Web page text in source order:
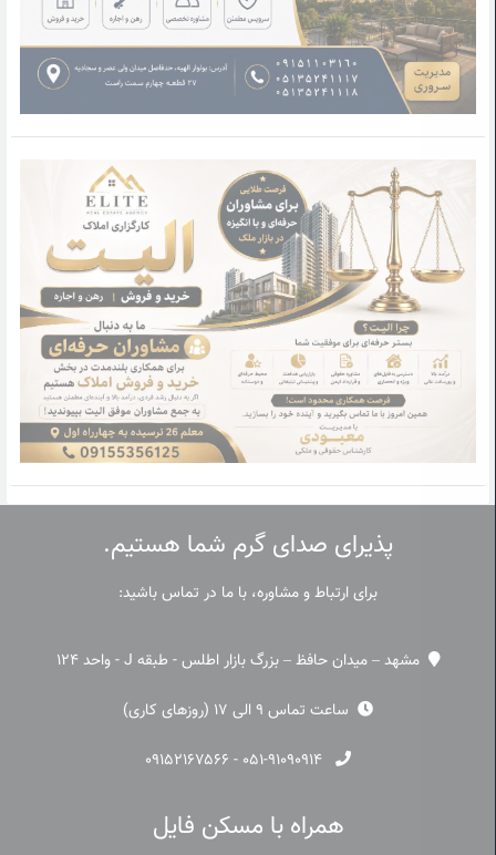
پذیرای صدای گرم شما هستیم.
برای ارتباط و مشاوره، با ما در تماس باشید:
مشهد – میدان حافظ – بزرگ بازار اطلس - طبقه J - واحد 124
ساعت تماس 9 الی 17 (روزهای کاری)
۰۵۱-۹۱۰۹۰۹۱۴ - ۰۹۱۵۲۱۶۷۵۶۶
همراه با مسکن فایل